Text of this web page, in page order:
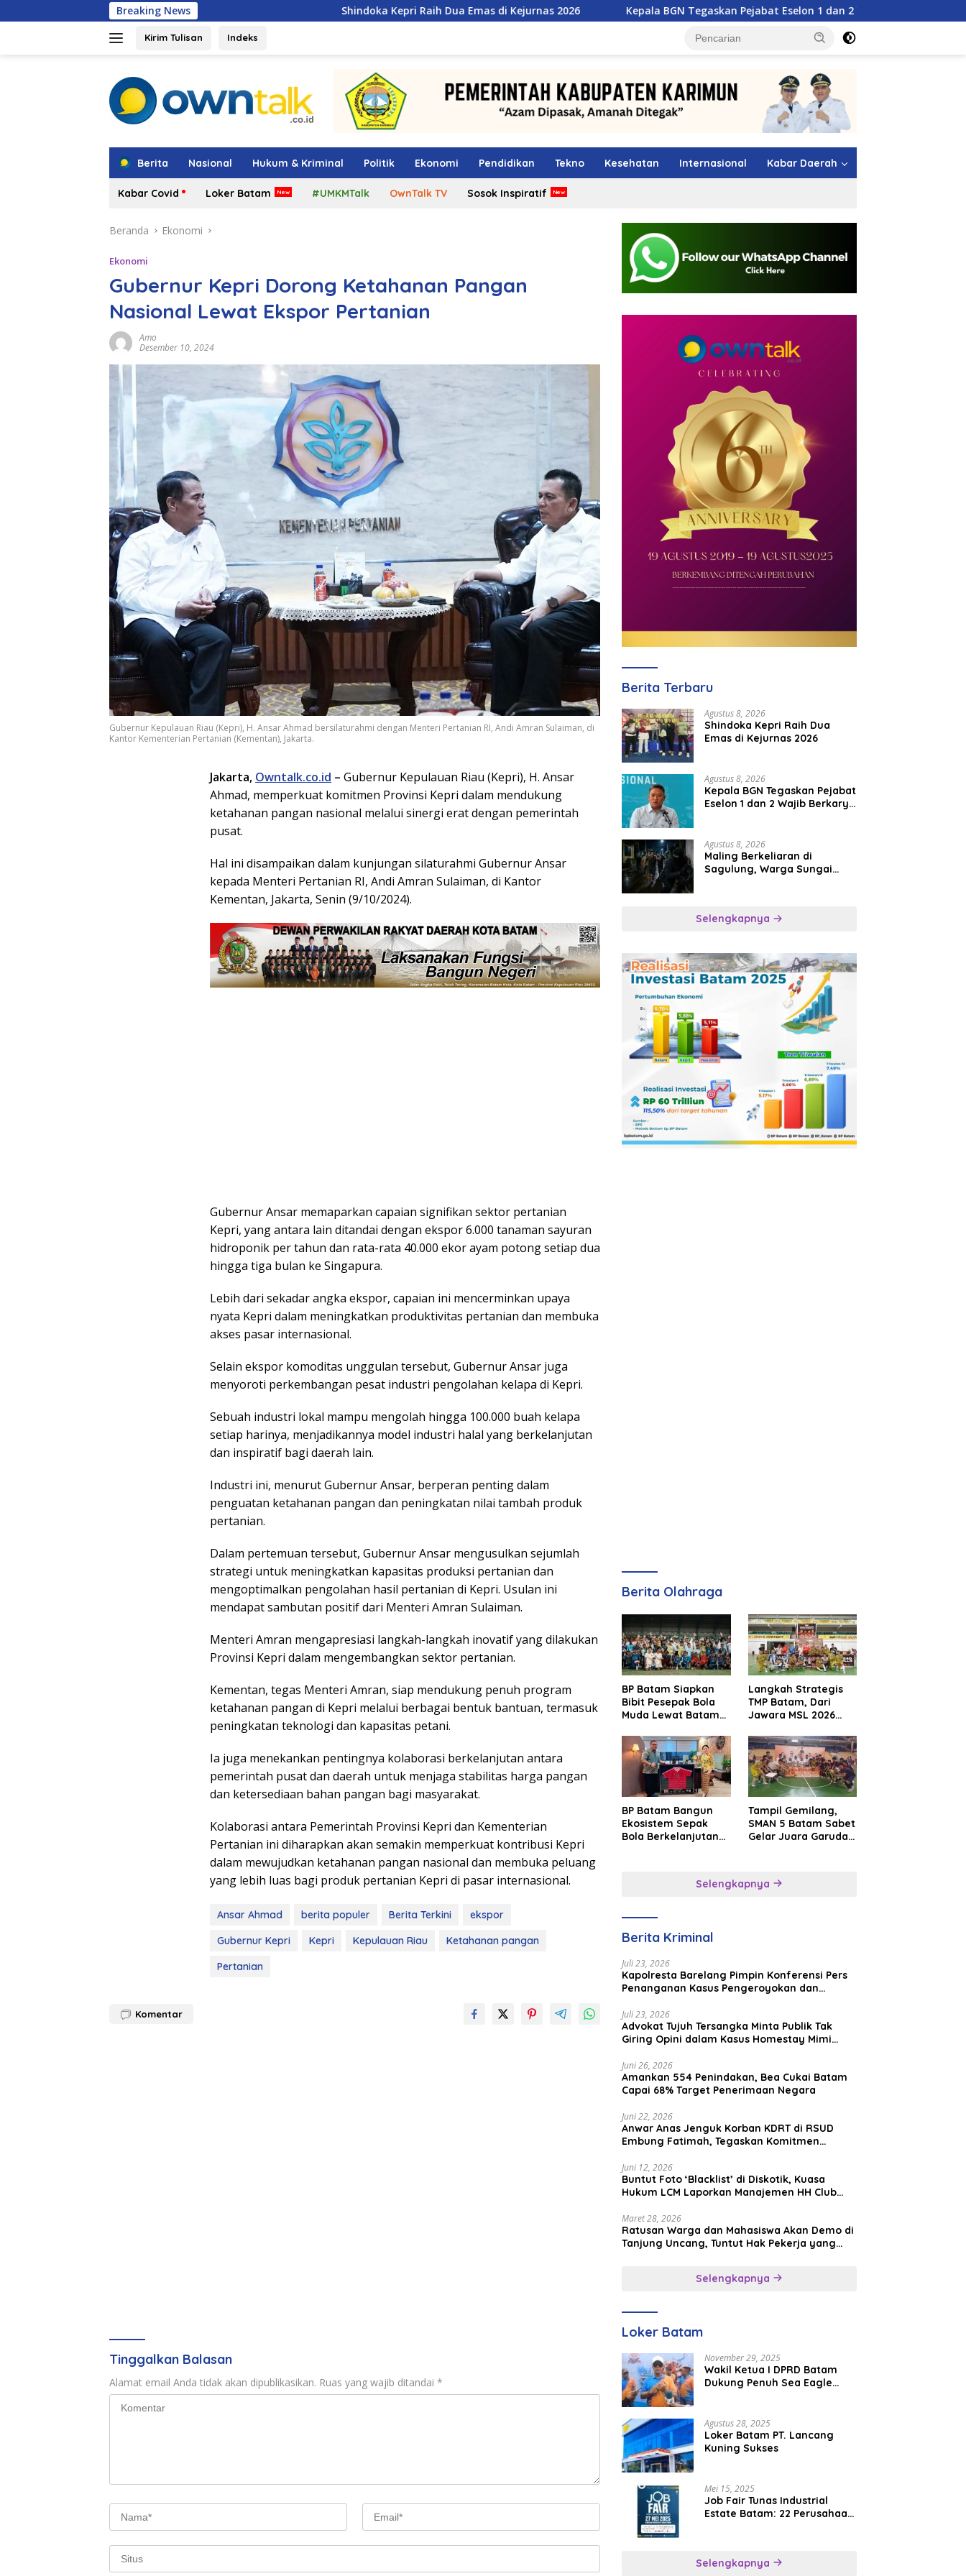
ke
Breaking News Shindoka Kepri Raih Dua Emas di Kejurnas 2026 Kepala BGN Tegaskan Pejabat Eselon 1 dan 2 Wajib Berkarya di Daerah, Bukan
Kirim Tulisan Indeks
Berita Nasional Hukum & Kriminal Politik Ekonomi Pendidikan Tekno Kesehatan Internasional Kabar Daerah
Kabar Covid Loker Batam #UMKMTalk OwnTalk TV Sosok Inspiratif
Beranda Ekonomi
Ekonomi
Gubernur Kepri Dorong Ketahanan Pangan
Nasional Lewat Ekspor Pertanian
Amo
Desember 10, 2024
Gubernur Kepulauan Riau (Kepri), H. Ansar Ahmad bersilaturahmi dengan Menteri Pertanian RI, Andi Amran Sulaiman, di
Kantor Kementerian Pertanian (Kementan), Jakarta.
Jakarta, Owntalk.co.id – Gubernur Kepulauan Riau (Kepri), H. Ansar
Ahmad, memperkuat komitmen Provinsi Kepri dalam mendukung
ketahanan pangan nasional melalui sinergi erat dengan pemerintah
pusat.
Hal ini disampaikan dalam kunjungan silaturahmi Gubernur Ansar
kepada Menteri Pertanian RI, Andi Amran Sulaiman, di Kantor
Kementan, Jakarta, Senin (9/10/2024).
Gubernur Ansar memaparkan capaian signifikan sektor pertanian
Kepri, yang antara lain ditandai dengan ekspor 6.000 tanaman sayuran
hidroponik per tahun dan rata-rata 40.000 ekor ayam potong setiap dua
hingga tiga bulan ke Singapura.
Lebih dari sekadar angka ekspor, capaian ini mencerminkan upaya
nyata Kepri dalam meningkatkan produktivitas pertanian dan membuka
akses pasar internasional.
Selain ekspor komoditas unggulan tersebut, Gubernur Ansar juga
menyoroti perkembangan pesat industri pengolahan kelapa di Kepri.
Sebuah industri lokal mampu mengolah hingga 100.000 buah kelapa
setiap harinya, menjadikannya model industri halal yang berkelanjutan
dan inspiratif bagi daerah lain.
Industri ini, menurut Gubernur Ansar, berperan penting dalam
penguatan ketahanan pangan dan peningkatan nilai tambah produk
pertanian.
Dalam pertemuan tersebut, Gubernur Ansar mengusulkan sejumlah
strategi untuk meningkatkan kapasitas produksi pertanian dan
mengoptimalkan pengolahan hasil pertanian di Kepri. Usulan ini
mendapat sambutan positif dari Menteri Amran Sulaiman.
Menteri Amran mengapresiasi langkah-langkah inovatif yang dilakukan
Provinsi Kepri dalam mengembangkan sektor pertanian.
Kementan, tegas Menteri Amran, siap mendukung penuh program
ketahanan pangan di Kepri melalui berbagai bentuk bantuan, termasuk
peningkatan teknologi dan kapasitas petani.
Ia juga menekankan pentingnya kolaborasi berkelanjutan antara
pemerintah pusat dan daerah untuk menjaga stabilitas harga pangan
dan ketersediaan bahan pangan bagi masyarakat.
Kolaborasi antara Pemerintah Provinsi Kepri dan Kementerian
Pertanian ini diharapkan akan semakin memperkuat kontribusi Kepri
dalam mewujudkan ketahanan pangan nasional dan membuka peluang
yang lebih luas bagi produk pertanian Kepri di pasar internasional.
Ansar Ahmad berita populer Berita Terkini
ekspor
Gubernur Kepri
Kepri Kepulauan Riau
Ketahanan pangan
Pertanian
Komentar
Tinggalkan Balasan
Alamat email Anda tidak akan dipublikasikan. Ruas yang wajib ditandai *
Berita Terbaru
Agustus 8, 2026
Shindoka Kepri Raih Dua
Emas di Kejurnas 2026
Agustus 8, 2026
Kepala BGN Tegaskan Pejabat
Eselon 1 dan 2 Wajib Berkarya
Agustus 8, 2026
Maling Berkeliaran di
Sagulung, Warga Sungai
Selengkapnya
Berita Olahraga
BP Batam Siapkan
Bibit Pesepak Bola
Muda Lewat Batam
Grassroot Football
Festival 2026
Langkah Strategis
TMP Batam, Dari
Jawara MSL 2026
Internasional
BP Batam Bangun
Ekosistem Sepak
Bola Berkelanjutan
Tampil Gemilang,
SMAN 5 Batam Sabet
Gelar Juara Garuda
Selengkapnya
Berita Kriminal
Juli 23, 2026
Kapolresta Barelang Pimpin Konferensi Pers
Penanganan Kasus Pengeroyokan dan
Juli 23, 2026
Advokat Tujuh Tersangka Minta Publik Tak
Giring Opini dalam Kasus Homestay Mimi
Juni 26, 2026
Amankan 554 Penindakan, Bea Cukai Batam
Capai 68% Target Penerimaan Negara
Juni 22, 2026
Anwar Anas Jenguk Korban KDRT di RSUD
Embung Fatimah, Tegaskan Komitmen
Juni 12, 2026
Buntut Foto ‘Blacklist’ di Diskotik, Kuasa
Hukum LCM Laporkan Manajemen HH Club
Maret 28, 2026
Ratusan Warga dan Mahasiswa Akan Demo di
Tanjung Uncang, Tuntut Hak Pekerja yang
Selengkapnya
Loker Batam
November 29, 2025
Wakil Ketua I DPRD Batam
Dukung Penuh Sea Eagle
Agustus 28, 2025
Loker Batam PT. Lancang
Kuning Sukses
Mei 15, 2025
Job Fair Tunas Industrial
Estate Batam: 22 Perusahaan
Selengkapnya